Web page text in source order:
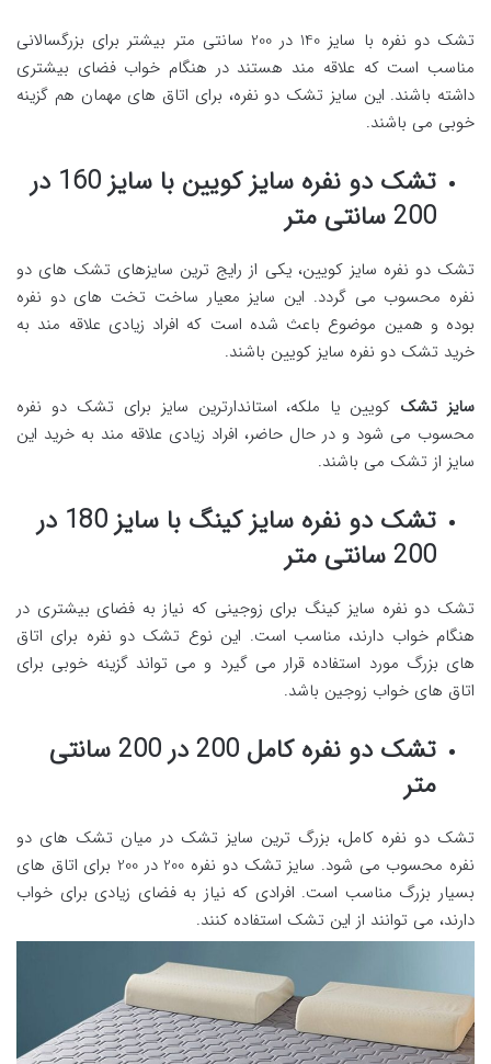
تشک دو نفره با سایز 140 در 200 سانتی متر بیشتر برای بزرگسالانی
مناسب است که علاقه مند هستند در هنگام خواب فضای بیشتری
داشته باشند. این سایز تشک دو نفره، برای اتاق های مهمان هم گزینه
خوبی می باشند.
تشک دو نفره سایز کویین با سایز 160 در
200 سانتی متر
تشک دو نفره سایز کویین، یکی از رایج ترین سایزهای تشک های دو
نفره محسوب می گردد. این سایز معیار ساخت تخت های دو نفره
بوده و همین موضوع باعث شده است که افراد زیادی علاقه مند به
خرید تشک دو نفره سایز کویین باشند.
سایز تشک کویین یا ملکه، استاندارترین سایز برای تشک دو نفره
محسوب می شود و در حال حاضر، افراد زیادی علاقه مند به خرید این
سایز از تشک می باشند.
تشک دو نفره سایز کینگ با سایز 180 در
200 سانتی متر
تشک دو نفره سایز کینگ برای زوجینی که نیاز به فضای بیشتری در
هنگام خواب دارند، مناسب است. این نوع تشک دو نفره برای اتاق
های بزرگ مورد استفاده قرار می گیرد و می تواند گزینه خوبی برای
اتاق های خواب زوجین باشد.
تشک دو نفره کامل 200 در 200 سانتی
متر
تشک دو نفره کامل، بزرگ ترین سایز تشک در میان تشک های دو
نفره محسوب می شود. سایز تشک دو نفره 200 در 200 برای اتاق های
بسیار بزرگ مناسب است. افرادی که نیاز به فضای زیادی برای خواب
دارند، می توانند از این تشک استفاده کنند.